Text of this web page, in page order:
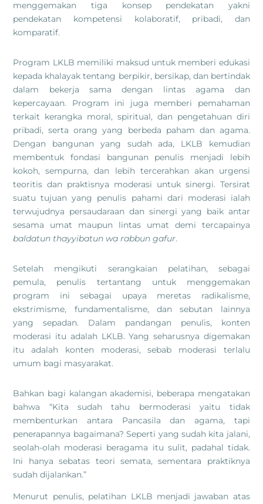
menggemakan tiga konsep pendekatan yakni
pendekatan kompetensi kolaboratif, pribadi, dan
komparatif.
Program LKLB memiliki maksud untuk memberi edukasi
kepada khalayak tentang berpikir, bersikap, dan bertindak
dalam bekerja sama dengan lintas agama dan
kepercayaan. Program ini juga memberi pemahaman
terkait kerangka moral, spiritual, dan pengetahuan diri
pribadi, serta orang yang berbeda paham dan agama.
Dengan bangunan yang sudah ada, LKLB kemudian
membentuk fondasi bangunan penulis menjadi lebih
kokoh, sempurna, dan lebih tercerahkan akan urgensi
teoritis dan praktisnya moderasi untuk sinergi. Tersirat
suatu tujuan yang penulis pahami dari moderasi ialah
terwujudnya persaudaraan dan sinergi yang baik antar
sesama umat maupun lintas umat demi tercapainya
baldatun thayyibatun wa rabbun gafur.
Setelah mengikuti serangkaian pelatihan, sebagai
pemula, penulis tertantang untuk menggemakan
program ini sebagai upaya meretas radikalisme,
ekstrimisme, fundamentalisme, dan sebutan lainnya
yang sepadan. Dalam pandangan penulis, konten
moderasi itu adalah LKLB. Yang seharusnya digemakan
itu adalah konten moderasi, sebab moderasi terlalu
umum bagi masyarakat.
Bahkan bagi kalangan akademisi, beberapa mengatakan
bahwa “Kita sudah tahu bermoderasi yaitu tidak
membenturkan antara Pancasila dan agama, tapi
penerapannya bagaimana? Seperti yang sudah kita jalani,
seolah-olah moderasi beragama itu sulit, padahal tidak.
Ini hanya sebatas teori semata, sementara praktiknya
sudah dijalankan.”
Menurut penulis, pelatihan LKLB menjadi jawaban atas